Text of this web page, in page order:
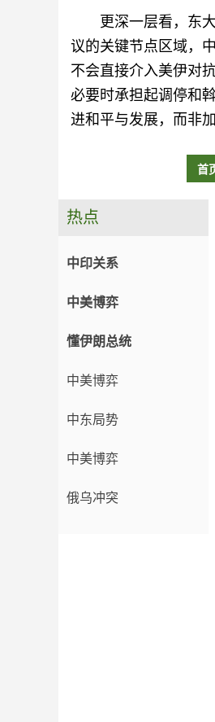
更深一层看，东
议的关键节点区域，
不会直接介入美伊对
必要时承担起调停和
进和平与发展，而非加
首
热点
中印关系
中美博弈
懂伊朗总统
中美博弈
中东局势
中美博弈
俄乌冲突